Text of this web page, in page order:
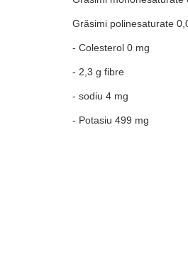
Grăsimi polinesaturate
- Colesterol 0 mg
- 2,3 g fibre
- sodiu 4 mg
- Potasiu 499 mg